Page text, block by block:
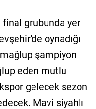
final grubunda yer
oynadığı
şampiyon
eden mutlu
gelecek sezon
Mavi siyahlı